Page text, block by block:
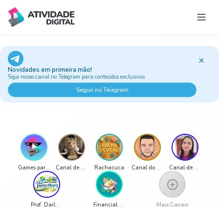
Jogos e Atividades
Trilhas
Classic Games
Novidades em primeira mão!
Siga nosso canal no Telegram para conteúdos exclusivos
Seguir no Telegram
Games para Educação Canal de Luciana Alongi Rachacuca Canal do Pro LG Canal de Alessandra Silva
Prof. Darlan Moura Financial Education Channel - Ms. Ana Beatriz de Medeiros Mais Canais